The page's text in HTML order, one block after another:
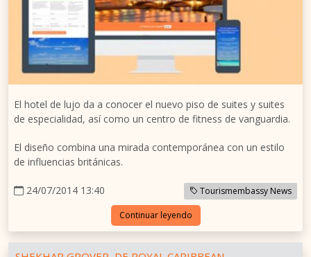
El hotel de lujo da a conocer el nuevo piso de suites y suites
de especialidad, así como un centro de fitness de vanguardia.
El diseño combina una mirada contemporánea con un estilo
de influencias británicas.
24/07/2014 13:40 Tourismembassy News
Continuar leyendo